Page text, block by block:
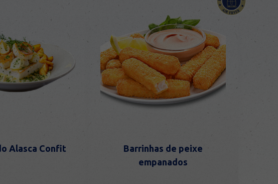
Alasca Confit
Barrinhas de peixe
empanados